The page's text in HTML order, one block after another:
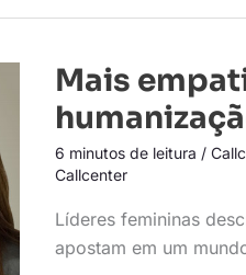
Mais
6 minutos de leitura /
Callcenter
Líderes femininas
apostam em um
Mais
empatia
humanização
novo
real